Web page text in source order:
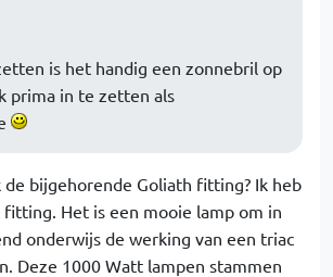
is het handig een zonnebril op
prima in te zetten als
de bijgehorende Goliath fitting? Ik heb
Het is een mooie lamp om in
onderwijs de werking van een triac
Deze 1000 Watt lampen stammen